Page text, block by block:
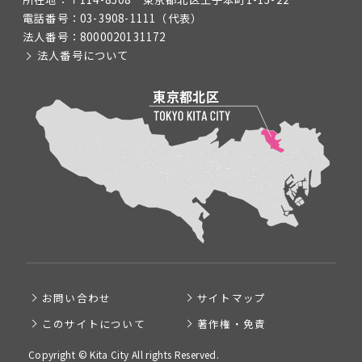
電話番号： 03-3908-1111 （代表）
法人番号： 8000020131172
法人番号について
お問い合わせ
サイトマップ
このサイトについて
著作権・免責
Copyright © Kita City All rights Reserved.